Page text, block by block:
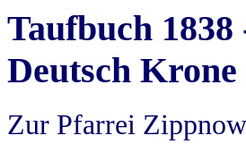
Taufbuch
Deutsch Krone
Zur Pfarrei